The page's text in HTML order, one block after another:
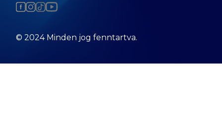
© 2024 Minden jog fenntartva.